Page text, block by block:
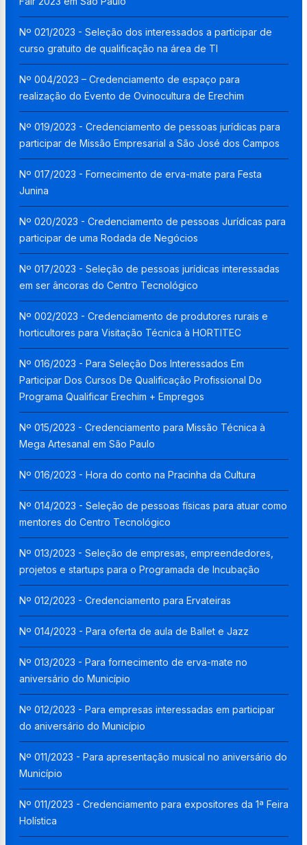
Nº 021/2023 - Seleção dos interessados a participar de
curso gratuito de qualificação na área de TI
Nº 004/2023 – Credenciamento de espaço para
realização do Evento de Ovinocultura de Erechim
Nº 019/2023 - Credenciamento de pessoas jurídicas para
participar de Missão Empresarial a São José dos Campos
Nº 017/2023 - Fornecimento de erva-mate para Festa
Junina
Nº 020/2023 - Credenciamento de pessoas Jurídicas para
participar de uma Rodada de Negócios
Nº 017/2023 - Seleção de pessoas jurídicas interessadas
em ser âncoras do Centro Tecnológico
Nº 002/2023 - Credenciamento de produtores rurais e
horticultores para Visitação Técnica à HORTITEC
Nº 016/2023 - Para Seleção Dos Interessados Em
Participar Dos Cursos De Qualificação Profissional Do
Programa Qualificar Erechim + Empregos
Nº 015/2023 - Credenciamento para Missão Técnica à
Mega Artesanal em São Paulo
Nº 016/2023 - Hora do conto na Pracinha da Cultura
Nº 014/2023 - Seleção de pessoas físicas para atuar como
mentores do Centro Tecnológico
Nº 013/2023 - Seleção de empresas, empreendedores,
projetos e startups para o Programada de Incubação
Nº 012/2023 - Credenciamento para Ervateiras
Nº 014/2023 - Para oferta de aula de Ballet e Jazz
Nº 013/2023 - Para fornecimento de erva-mate no
aniversário do Município
Nº 012/2023 - Para empresas interessadas em participar
do aniversário do Município
Nº 011/2023 - Para apresentação musical no aniversário do
Município
Nº 011/2023 - Credenciamento para expositores da 1ª Feira
Holística